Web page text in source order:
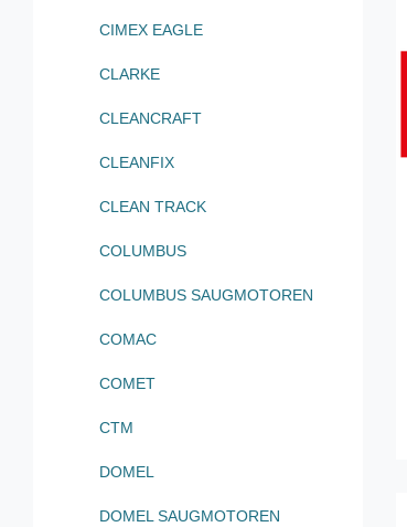
CIMEX EAGLE
CLARKE
CLEANCRAFT
CLEANFIX
CLEAN TRACK
COLUMBUS
COLUMBUS SAUGMOTOREN
COMAC
COMET
CTM
DOMEL
DOMEL SAUGMOTOREN